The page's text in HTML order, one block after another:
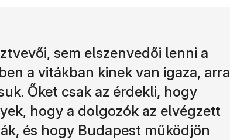
sem elszenvedői lenni a
a vitákban kinek van igaza, arra
Őket csak az érdekli, hogy
hogy a dolgozók az elvégzett
és hogy Budapest működjön